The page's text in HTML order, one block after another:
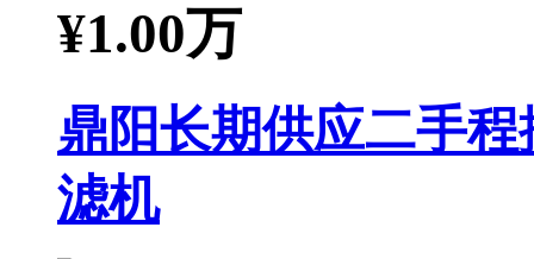
¥1.00万
鼎阳长期供应二手
滤机